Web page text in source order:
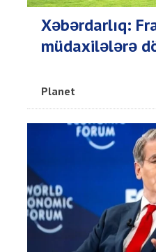
Xəbərdarlıq:
müdaxilələrə
Planet